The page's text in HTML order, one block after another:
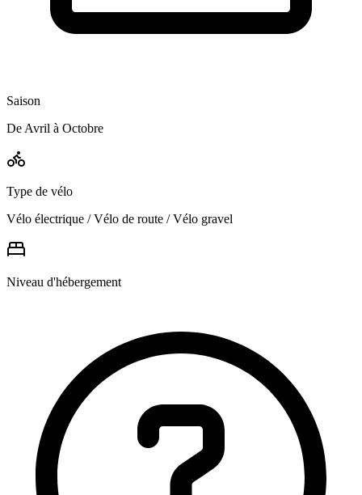
Saison
De Avril à Octobre
Type de vélo
Vélo électrique / Vélo de route / Vélo gravel
Niveau d'hébergement